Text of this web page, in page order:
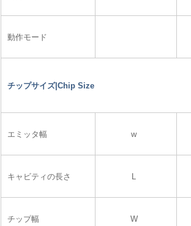
動作モード
チップサイズ|Chip Size
エミッタ幅 w
キャビティの長さ
チップ幅 W